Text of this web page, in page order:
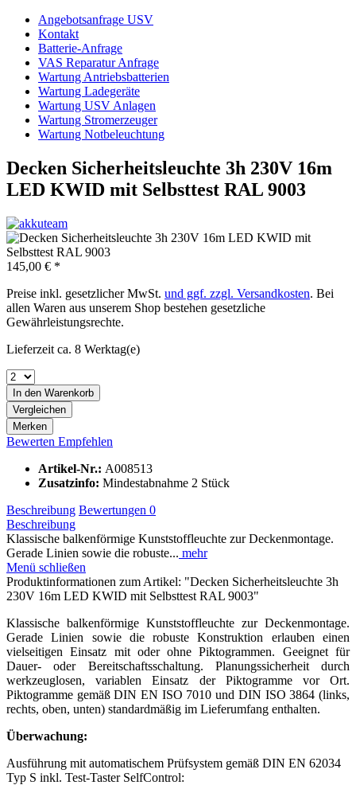
Angebotsanfrage USV
Kontakt
Batterie-Anfrage
VAS Reparatur Anfrage
Wartung Antriebsbatterien
Wartung Ladegeräte
Wartung USV Anlagen
Wartung Stromerzeuger
Wartung Notbeleuchtung
Decken Sicherheitsleuchte 3h 230V 16m
LED KWID mit Selbsttest RAL 9003
145,00 € *
Preise inkl. gesetzlicher MwSt. und ggf. zzgl. Versandkosten. Bei
allen Waren aus unserem Shop bestehen gesetzliche
Gewährleistungsrechte.
Lieferzeit ca. 8 Werktag(e)
In den Warenkorb
Vergleichen
Merken
Bewerten Empfehlen
Artikel-Nr.: A008513
Zusatzinfo: Mindestabnahme 2 Stück
Beschreibung Bewertungen 0
Beschreibung
Klassische balkenförmige Kunststoffleuchte zur Deckenmontage.
Gerade Linien sowie die robuste... mehr
Menü schließen
Produktinformationen zum Artikel: "Decken Sicherheitsleuchte 3h
230V 16m LED KWID mit Selbsttest RAL 9003"
Klassische balkenförmige Kunststoffleuchte zur Deckenmontage.
Gerade Linien sowie die robuste Konstruktion erlauben einen
vielseitigen Einsatz mit oder ohne Piktogrammen. Geeignet für
Dauer- oder Bereitschaftsschaltung. Planungssicherheit durch
werkzeuglosen, variablen Einsatz der Piktogramme vor Ort.
Piktogramme gemäß DIN EN ISO 7010 und DIN ISO 3864 (links,
rechts, oben, unten) standardmäßig im Lieferumfang enthalten.
Überwachung:
Ausführung mit automatischem Prüfsystem gemäß DIN EN 62034
Typ S inkl. Test-Taster SelfControl: